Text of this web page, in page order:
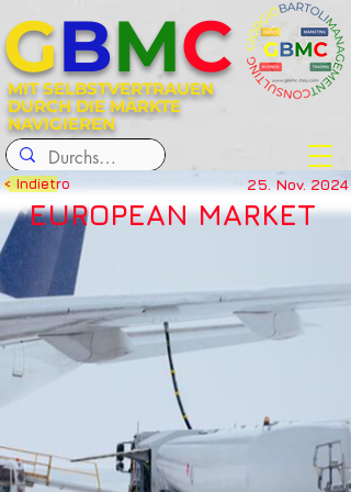
MIT SELBSTVERTRAUEN
DURCH DIE MÄRKTE
NAVIGIEREN
GBMC
< Indietro 25. Nov. 2024
EUROPEAN MARKET